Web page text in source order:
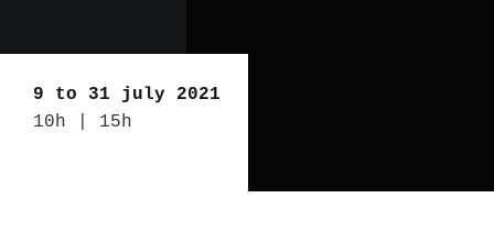
9 to 31 july 2021
10h | 15h